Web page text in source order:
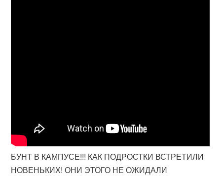
БУНТ В КАМПУСЕ!!! КАК ПОДРОСТКИ ВСТРЕТИЛИ
НОВЕНЬКИХ! ОНИ ЭТОГО НЕ ОЖИДАЛИ